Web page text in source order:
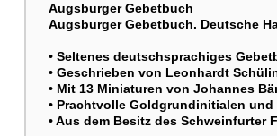
Augsburger Gebetbuch
Augsburger Gebetbuch. Deutsche
• Seltenes deutschsprachiges
• Geschrieben von Leonhardt
• Mit 13 Miniaturen von Johannes
• Prachtvolle Goldgrundinitialen
• Aus dem Besitz des Schweinfurter